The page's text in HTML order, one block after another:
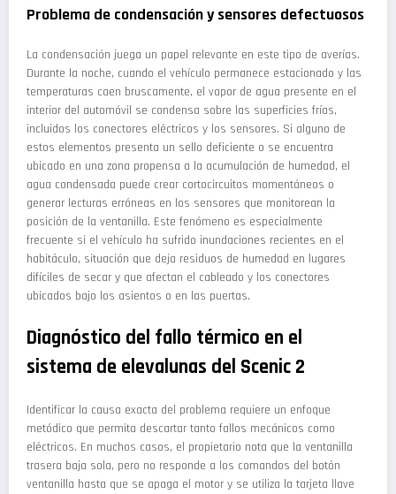
Problema de condensación y sensores defectuosos
La condensación juega un papel relevante en este tipo de averías.
Durante la noche, cuando el vehículo permanece estacionado y las
temperaturas caen bruscamente, el vapor de agua presente en el
interior del automóvil se condensa sobre las superficies frías,
incluidos los conectores eléctricos y los sensores. Si alguno de
estos elementos presenta un sello deficiente o se encuentra
ubicado en una zona propensa a la acumulación de humedad, el
agua condensada puede crear cortocircuitos momentáneos o
generar lecturas erróneas en los sensores que monitorean la
posición de la ventanilla. Este fenómeno es especialmente
frecuente si el vehículo ha sufrido inundaciones recientes en el
habitáculo, situación que deja residuos de humedad en lugares
difíciles de secar y que afectan el cableado y los conectores
ubicados bajo los asientos o en las puertas.
Diagnóstico del fallo térmico en el
sistema de elevalunas del Scenic 2
Identificar la causa exacta del problema requiere un enfoque
metódico que permita descartar tanto fallos mecánicos como
eléctricos. En muchos casos, el propietario nota que la ventanilla
trasera baja sola, pero no responde a los comandos del botón
ventanilla hasta que se apaga el motor y se utiliza la tarjeta llave